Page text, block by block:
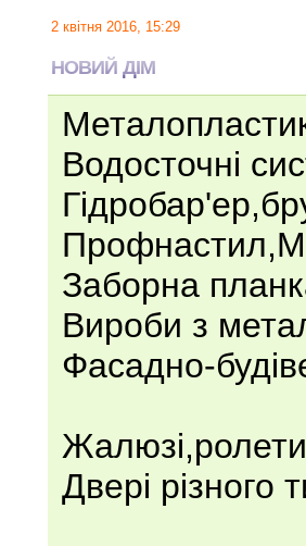
2 квітня 2016, 15:29
НОВИЙ ДІМ
Водосточнi
Заборна
Вироби з
Фасадно-
Дверi рiзного